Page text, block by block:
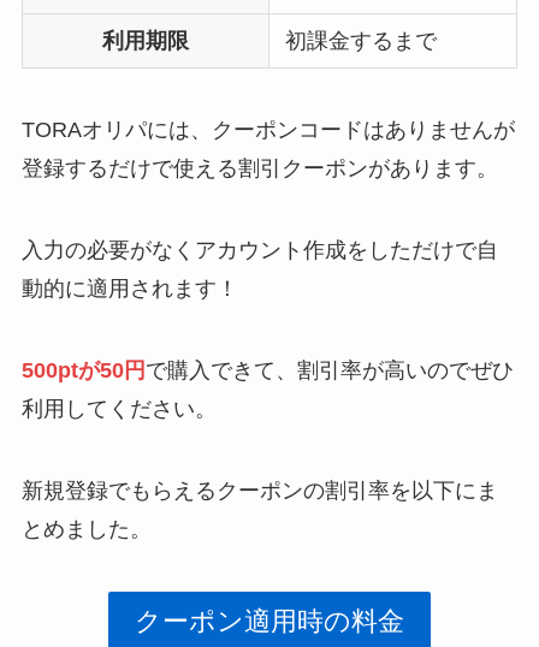
利用期限 初課金するまで
TORAオリパには、クーポンコードはありませんが
登録するだけで使える割引クーポンがあります。
入力の必要がなくアカウント作成をしただけで自
動的に適用されます！
500ptが50円 で購入できて、割引率が高いのでぜひ
利用してください。
新規登録でもらえるクーポンの割引率を以下にま
とめました。
クーポン適用時の料金